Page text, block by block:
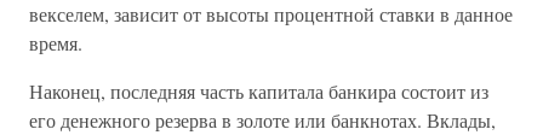
векселем, зависит от высоты процентной ставки в данное
время.
Наконец, последняя часть капитала банкира состоит из
его денежного резерва в золоте или банкнотах. Вклады,